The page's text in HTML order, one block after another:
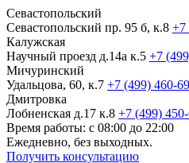
Севастопольский
Севастопольский пр. 95 б, к.8 +7
Калужская
Научный проезд д.14а к.5 +7
Мичуринский
Удальцова, 60, к.7 +7 (499) 460-
Дмитровка
Лобненская д.17 к.8 +7 (499)
Время работы: с 08:00 до 22:00
Ежедневно, без выходных.
Получить консультацию